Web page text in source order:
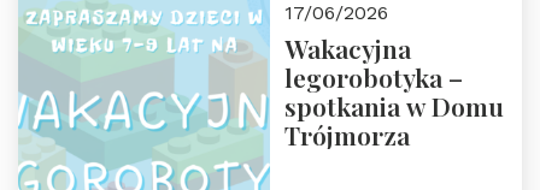
17/06/2026
Wakacyjna
legorobotyka –
spotkania w Domu
Trójmorza